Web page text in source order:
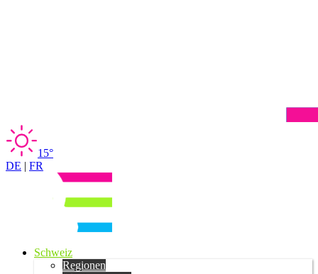
15°
DE | FR
Schweiz
Regionen